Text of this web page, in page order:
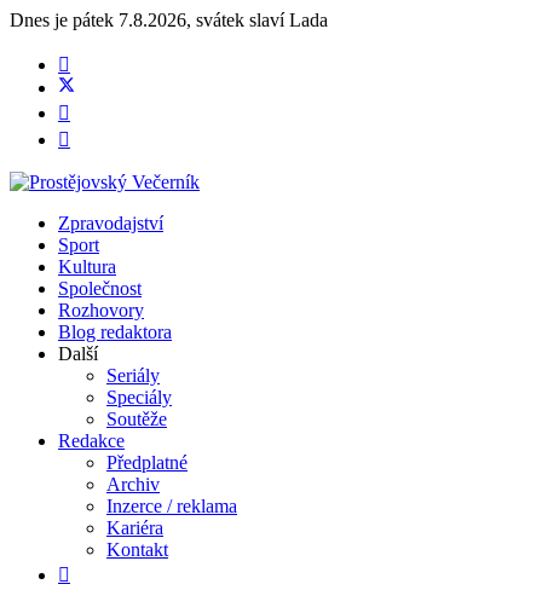
Dnes je pátek 7.8.2026, svátek slavíLada
Zpravodajství
Sport
Kultura
Společnost
Rozhovory
Blog redaktora
Další
Seriály
Speciály
Soutěže
Redakce
Předplatné
Archiv
Inzerce / reklama
Kariéra
Kontakt